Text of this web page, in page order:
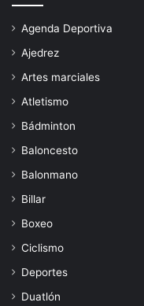
Agenda Deportiva
Ajedrez
Artes marciales
Atletismo
Bádminton
Baloncesto
Balonmano
Billar
Boxeo
Ciclismo
Deportes
Duatlón